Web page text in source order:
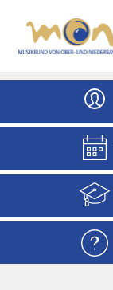
direkt zur Navigation